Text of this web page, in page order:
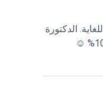
الدكتورة